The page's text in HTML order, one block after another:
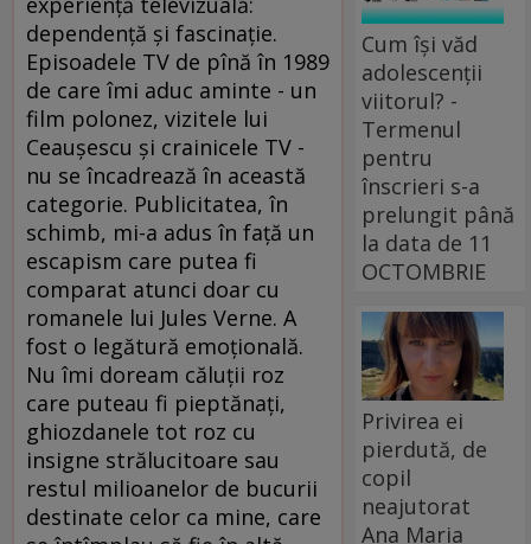
dependenţă şi fascinaţie.
Episoadele TV de pînă în 1989
de care îmi aduc aminte - un
film polonez, vizitele lui
Ceauşescu şi crainicele TV -
nu se încadrează în această
categorie. Publicitatea, în
schimb, mi-a adus în faţă un
escapism care putea fi
comparat atunci doar cu
romanele lui Jules Verne. A
fost o legătură emoţională.
Nu îmi doream căluţii roz
care puteau fi pieptănaţi,
ghiozdanele tot roz cu
insigne strălucitoare sau
restul milioanelor de bucurii
destinate celor ca mine, care
Cum își văd
adolescenții
viitorul? -
Termenul
pentru
înscrieri s-a
prelungit până
la data de 11
OCTOMBRIE
Privirea ei
pierdută, de
copil
neajutorat
Ana Maria